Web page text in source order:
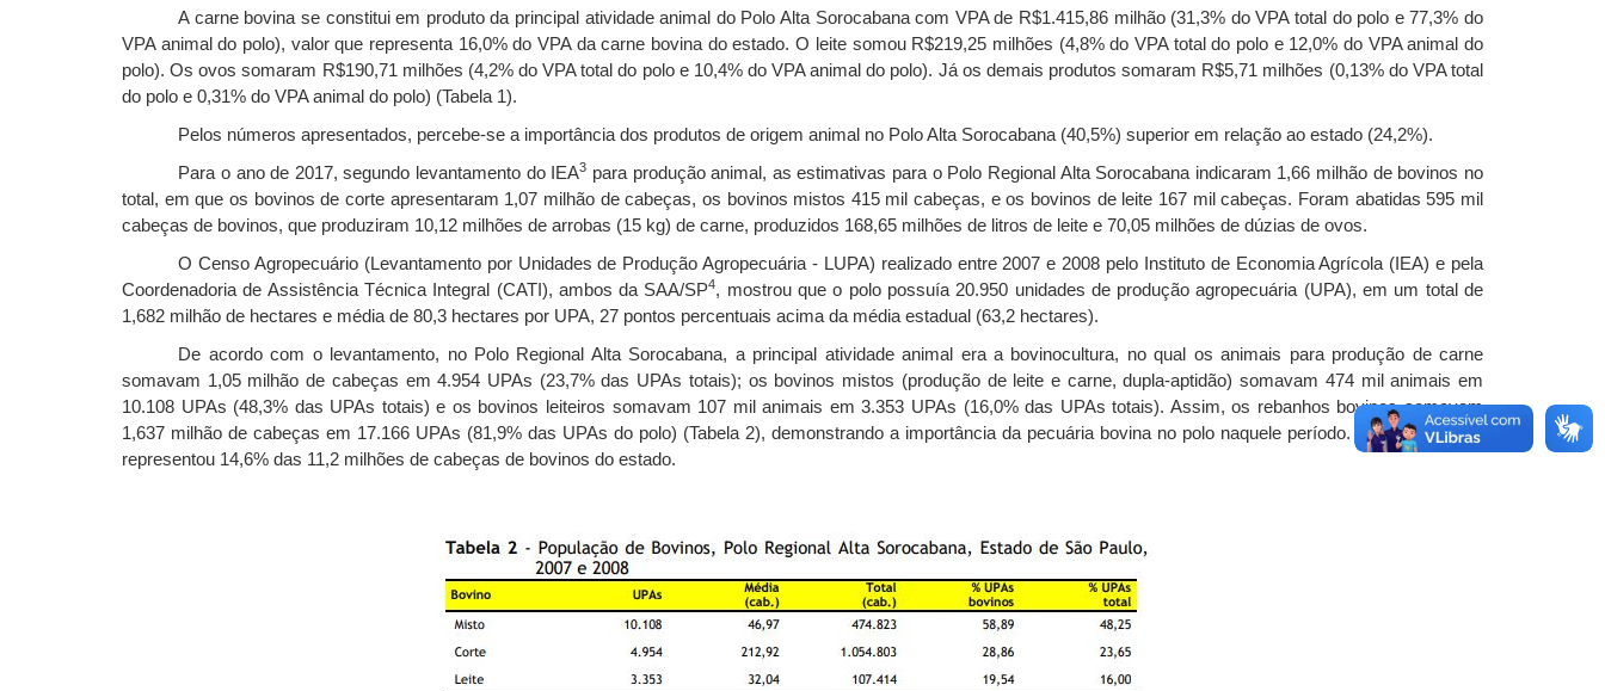
A carne bovina se constitui em produto da principal atividade animal do Polo Alta Sorocabana com VPA de R$1.415,86 milhão (31,3% do VPA total do polo e 77,3% do
VPA animal do polo), valor que representa 16,0% do VPA da carne bovina do estado. O leite somou R$219,25 milhões (4,8% do VPA total do polo e 12,0% do VPA animal do
polo). Os ovos somaram R$190,71 milhões (4,2% do VPA total do polo e 10,4% do VPA animal do polo). Já os demais produtos somaram R$5,71 milhões (0,13% do VPA total
do polo e 0,31% do VPA animal do polo) (Tabela 1).
Pelos números apresentados, percebe-se a importância dos produtos de origem animal no Polo Alta Sorocabana (40,5%) superior em relação ao estado (24,2%).
Para o ano de 2017, segundo levantamento do IEA3 para produção animal, as estimativas para o Polo Regional Alta Sorocabana indicaram 1,66 milhão de bovinos no
total, em que os bovinos de corte apresentaram 1,07 milhão de cabeças, os bovinos mistos 415 mil cabeças, e os bovinos de leite 167 mil cabeças. Foram abatidas 595 mil
cabeças de bovinos, que produziram 10,12 milhões de arrobas (15 kg) de carne, produzidos 168,65 milhões de litros de leite e 70,05 milhões de dúzias de ovos.
O Censo Agropecuário (Levantamento por Unidades de Produção Agropecuária - LUPA) realizado entre 2007 e 2008 pelo Instituto de Economia Agrícola (IEA) e pela
Coordenadoria de Assistência Técnica Integral (CATI), ambos da SAA/SP4, mostrou que o polo possuía 20.950 unidades de produção agropecuária (UPA), em um total de
1,682 milhão de hectares e média de 80,3 hectares por UPA, 27 pontos percentuais acima da média estadual (63,2 hectares).
De acordo com o levantamento, no Polo Regional Alta Sorocabana, a principal atividade animal era a bovinocultura, no qual os animais para produção de carne
somavam 1,05 milhão de cabeças em 4.954 UPAs (23,7% das UPAs totais); os bovinos mistos (produção de leite e carne, dupla-aptidão) somavam 474 mil animais em
10.108 UPAs (48,3% das UPAs totais) e os bovinos leiteiros somavam 107 mil animais em 3.353 UPAs (16,0% das UPAs totais). Assim, os rebanhos bovinos somavam
1,637 milhão de cabeças em 17.166 UPAs (81,9% das UPAs do polo) (Tabela 2), demonstrando a importância da pecuária bovina no polo naquele período. Essa população
representou 14,6% das 11,2 milhões de cabeças de bovinos do estado.